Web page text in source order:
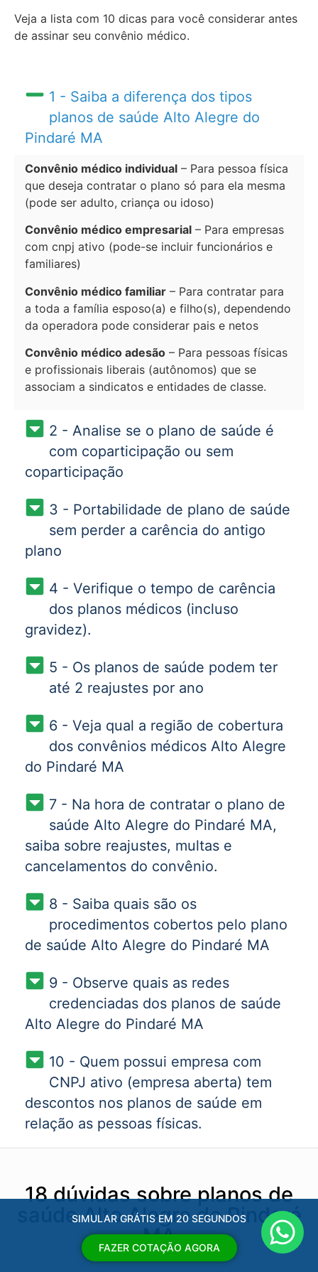
Veja a lista com 10 dicas para você considerar antes
de assinar seu convênio médico.
1 - Saiba a diferença dos tipos
planos de saúde Alto Alegre do
Pindaré MA
Convênio médico individual – Para pessoa física
que deseja contratar o plano só para ela mesma
(pode ser adulto, criança ou idoso)
Convênio médico empresarial – Para empresas
com cnpj ativo (pode-se incluir funcionários e
familiares)
Convênio médico familiar – Para contratar para
a toda a família esposo(a) e filho(s), dependendo
da operadora pode considerar pais e netos
Convênio médico adesão – Para pessoas físicas
e profissionais liberais (autônomos) que se
associam a sindicatos e entidades de classe.
2 - Analise se o plano de saúde é
com coparticipação ou sem
coparticipação
3 - Portabilidade de plano de saúde
sem perder a carência do antigo
plano
4 - Verifique o tempo de carência
dos planos médicos (incluso
gravidez).
5 - Os planos de saúde podem ter
até 2 reajustes por ano
6 - Veja qual a região de cobertura
dos convênios médicos Alto Alegre
do Pindaré MA
7 - Na hora de contratar o plano de
saúde Alto Alegre do Pindaré MA,
saiba sobre reajustes, multas e
cancelamentos do convênio.
8 - Saiba quais são os
procedimentos cobertos pelo plano
de saúde Alto Alegre do Pindaré MA
9 - Observe quais as redes
credenciadas dos planos de saúde
Alto Alegre do Pindaré MA
10 - Quem possui empresa com
CNPJ ativo (empresa aberta) tem
descontos nos planos de saúde em
relação as pessoas físicas.
18 dúvidas sobre planos de
saúde Alto Alegre do Pindaré
MA
SIMULAR GRÁTIS EM 20 SEGUNDOS
FAZER COTAÇÃO AGORA